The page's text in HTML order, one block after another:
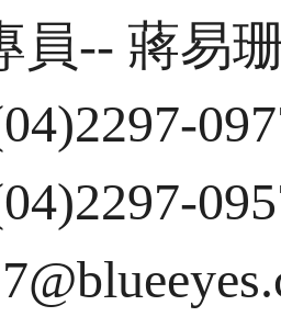
員-- 蔣易